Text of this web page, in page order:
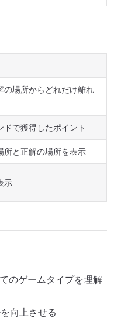
の場所からどれだけ離れ
ドで獲得したポイント
所と正解の場所を表示
示
のゲームタイプを理解
向上させる